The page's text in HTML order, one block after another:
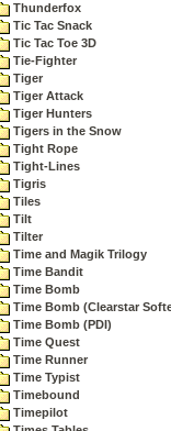
Thunderfox
Tic Tac Snack
Tic Tac Toe 3D
Tie-Fighter
Tiger
Tiger Attack
Tiger Hunters
Tigers in the Snow
Tight Rope
Tight-Lines
Tigris
Tiles
Tilt
Tilter
Time and Magik Trilogy
Time Bandit
Time Bomb
Time Bomb (Clearstar
Time Bomb (PDI)
Time Quest
Time Runner
Time Typist
Timebound
Timepilot